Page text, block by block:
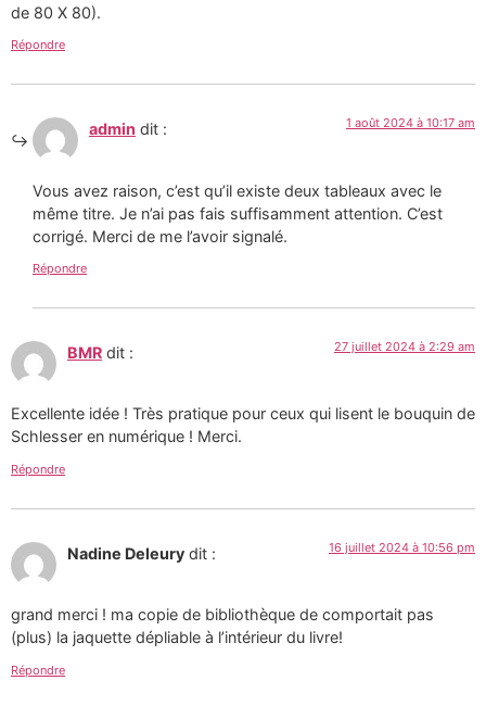
de 80 X 80).
Répondre
admin dit : 1 août 2024 à 10:17 am
Vous avez raison, c’est qu’il existe deux tableaux avec le
même titre. Je n’ai pas fais suffisamment attention. C’est
corrigé. Merci de me l’avoir signalé.
Répondre
BMR dit : 27 juillet 2024 à 2:29 am
Excellente idée ! Très pratique pour ceux qui lisent le bouquin de
Schlesser en numérique ! Merci.
Répondre
Nadine Deleury dit : 16 juillet 2024 à 10:56 pm
grand merci ! ma copie de bibliothèque de comportait pas
(plus) la jaquette dépliable à l’intérieur du livre!
Répondre